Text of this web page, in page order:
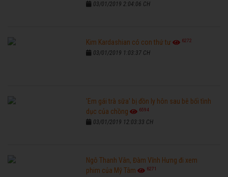
03/01/2019 2:04:06 CH
Kim Kardashian có con thứ tư 6272
03/01/2019 1:03:37 CH
'Em gái trà sữa' bị đồn ly hôn sau bê bối tình
dục của chồng
6594
03/01/2019 12:03:33 CH
Ngô Thanh Vân, Đàm Vĩnh Hưng đi xem
phim của Mỹ Tâm
6271